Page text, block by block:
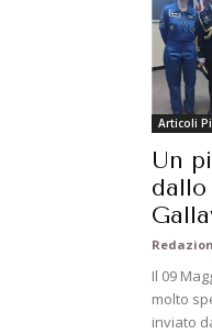
Articoli
Un
dallo
Il 09
molto
inviato